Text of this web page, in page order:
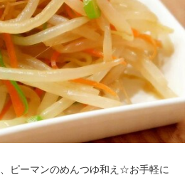
ピーマンのめんつゆ和え☆お手軽に